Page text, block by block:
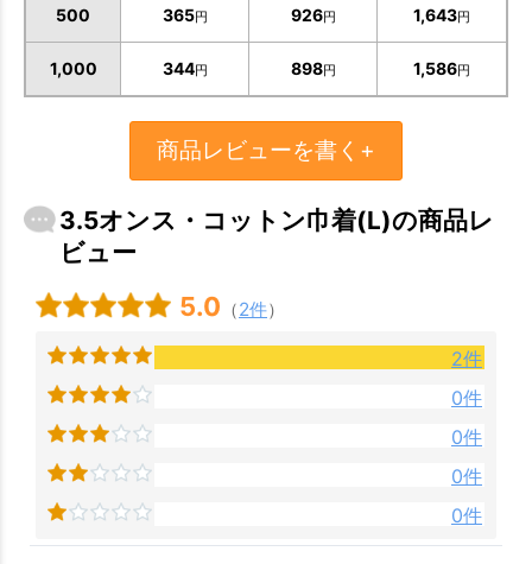
500 365円 926円 1,643円
1,000 344円 898円 1,586円
商品レビューを書く+
3.5オンス・コットン巾着(L)の商品レ
ビュー
5.0 （2件）
2件
0件
0件
0件
0件